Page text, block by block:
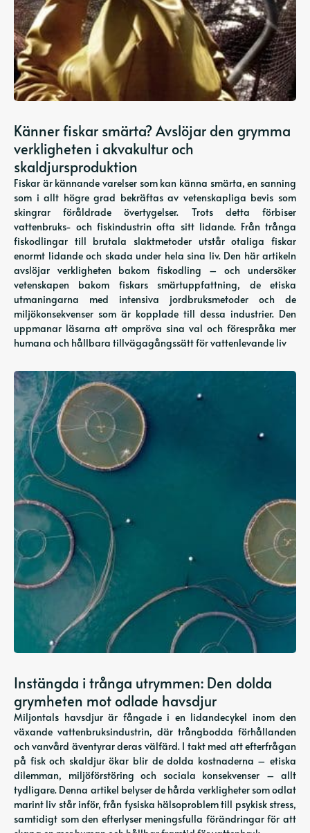
Känner fiskar smärta? Avslöjar den grymma
verkligheten i akvakultur och
skaldjursproduktion
Fiskar är kännande varelser som kan känna smärta, en sanning
som i allt högre grad bekräftas av vetenskapliga bevis som
skingrar föråldrade övertygelser. Trots detta förbiser
vattenbruks- och fiskindustrin ofta sitt lidande. Från trånga
fiskodlingar till brutala slaktmetoder utstår otaliga fiskar
enormt lidande och skada under hela sina liv. Den här artikeln
avslöjar verkligheten bakom fiskodling – och undersöker
vetenskapen bakom fiskars smärtuppfattning, de etiska
utmaningarna med intensiva jordbruksmetoder och de
miljökonsekvenser som är kopplade till dessa industrier. Den
uppmanar läsarna att ompröva sina val och förespråka mer
humana och hållbara tillvägagångssätt för vattenlevande liv
Instängda i trånga utrymmen: Den dolda
grymheten mot odlade havsdjur
Miljontals havsdjur är fångade i en lidandecykel inom den
växande vattenbruksindustrin, där trångbodda förhållanden
och vanvård äventyrar deras välfärd. I takt med att efterfrågan
på fisk och skaldjur ökar blir de dolda kostnaderna – etiska
dilemman, miljöförstöring och sociala konsekvenser – allt
tydligare. Denna artikel belyser de hårda verkligheter som odlat
marint liv står inför, från fysiska hälsoproblem till psykisk stress,
samtidigt som den efterlyser meningsfulla förändringar för att